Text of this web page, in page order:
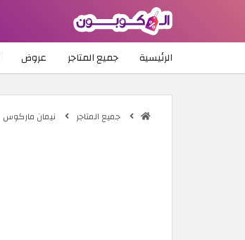
الرئيسية جميع المتاجر عروض
جميع المتاجر نيمان ماركوس